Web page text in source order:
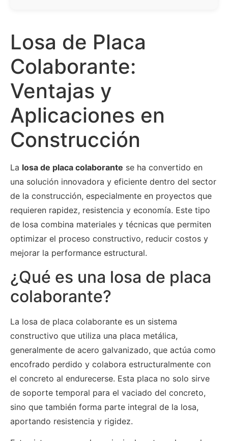
Losa de Placa
Colaborante:
Ventajas y
Aplicaciones en
Construcción
La losa de placa colaborante se ha convertido en
una solución innovadora y eficiente dentro del sector
de la construcción, especialmente en proyectos que
requieren rapidez, resistencia y economía. Este tipo
de losa combina materiales y técnicas que permiten
optimizar el proceso constructivo, reducir costos y
mejorar la performance estructural.
¿Qué es una losa de placa
colaborante?
La losa de placa colaborante es un sistema
constructivo que utiliza una placa metálica,
generalmente de acero galvanizado, que actúa como
encofrado perdido y colabora estructuralmente con
el concreto al endurecerse. Esta placa no solo sirve
de soporte temporal para el vaciado del concreto,
sino que también forma parte integral de la losa,
aportando resistencia y rigidez.